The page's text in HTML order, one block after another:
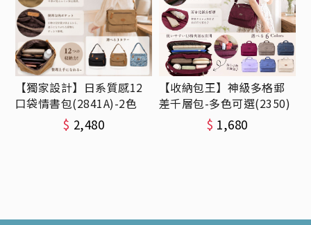
【獨家設計】日系質感12
口袋情書包(2841A)-2色
$ 2,480
【收納包王】神級多格郵
差千層包-多色可選(2350)
$ 1,680